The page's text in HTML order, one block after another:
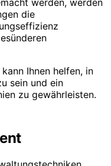
werden, werden
die
Ihnen helfen, in
sein und ein
zu gewährleisten.